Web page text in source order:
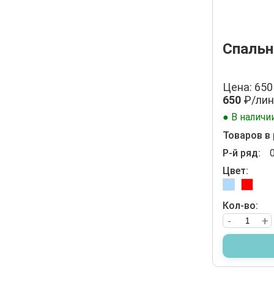
Цена:
650 ₽/
● В
Товаров в
Р-й ряд:
Цвет:
Кол-во:
+
-